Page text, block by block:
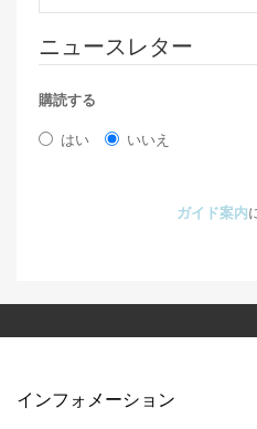
ニュースレター
購読する
はい
いいえ
ガイド案内
インフォメーション